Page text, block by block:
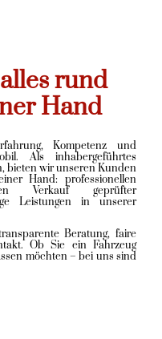
rund
Hand
Kompetenz und
Als inhabergeführtes
bieten wir unseren Kunden
Hand: professionellen
Verkauf geprüfter
Leistungen in unserer
Beratung, faire
Ob Sie ein Fahrzeug
möchten – bei uns sind